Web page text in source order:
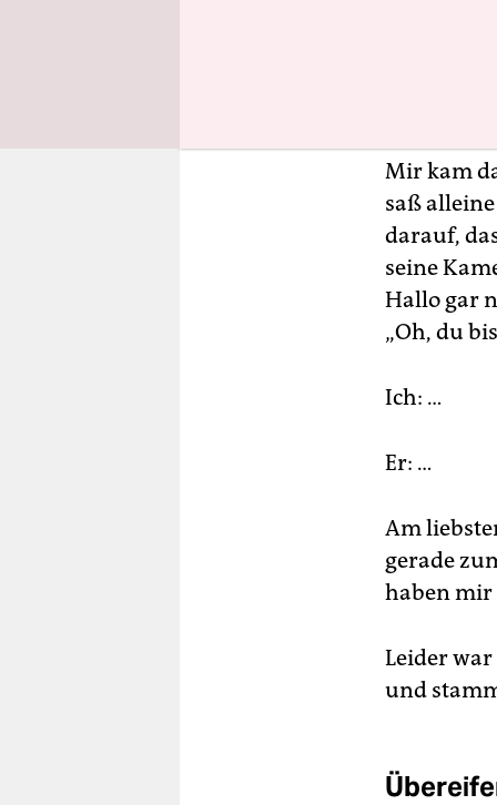
Mir kam
saß
darauf,
seine
Hallo gar
„Oh, du
Ich: …
Er: …
Am
gerade
haben mir
Leider
und